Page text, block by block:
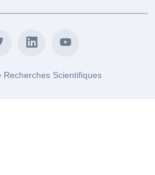
Recherches Scientifiques